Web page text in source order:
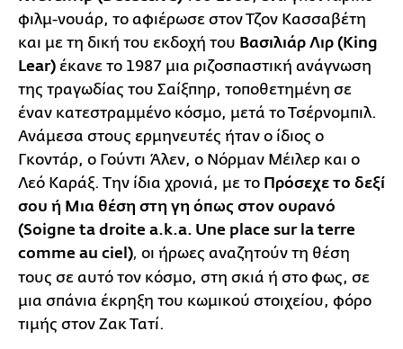
φιλμ-νουάρ, το αφιέρωσε στον Τζον Κασσαβέτη
και με τη δική του εκδοχή του Βασιλιάρ Λιρ (King
Lear) έκανε το 1987 μια ριζοσπαστική ανάγνωση
της τραγωδίας του Σαίξπηρ, τοποθετημένη σε
έναν κατεστραμμένο κόσμο, μετά το Τσέρνομπιλ.
Ανάμεσα στους ερμηνευτές ήταν ο ίδιος ο
Γκοντάρ, ο Γούντι Άλεν, ο Νόρμαν Μέιλερ και ο
Λεό Καράξ. Την ίδια χρονιά, με το Πρόσεχε το δεξί
σου ή Μια θέση στη γη όπως στον ουρανό
(Soigne ta droite a.k.a. Une place sur la terre
comme au ciel), οι ήρωες αναζητούν τη θέση
τους σε αυτό τον κόσμο, στη σκιά ή στο φως, σε
μια σπάνια έκρηξη του κωμικού στοιχείου, φόρο
τιμής στον Ζακ Τατί.